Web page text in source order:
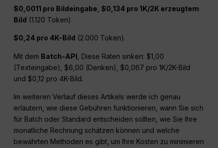
$0,0011 pro Bildeingabe ,$0,134 pro 1K/2K erzeugtem
Bild (1.120 Token)
$0,24 pro 4K-Bild (2.000 Token).
Mit dem Batch-API , Diese Raten sinken: $1,00
(Texteingabe), $6,00 (Denken), $0,067 pro 1K/2K-Bild
und $0,12 pro 4K-Bild.
Im weiteren Verlauf dieses Artikels werde ich genau
erläutern, wie diese Gebühren funktionieren, wann Sie sich
für Batch oder Standard entscheiden sollten, wie Sie Ihre
monatliche Rechnung schätzen können und welche
bewährten Methoden es gibt, um Ihre Kosten zu minimieren